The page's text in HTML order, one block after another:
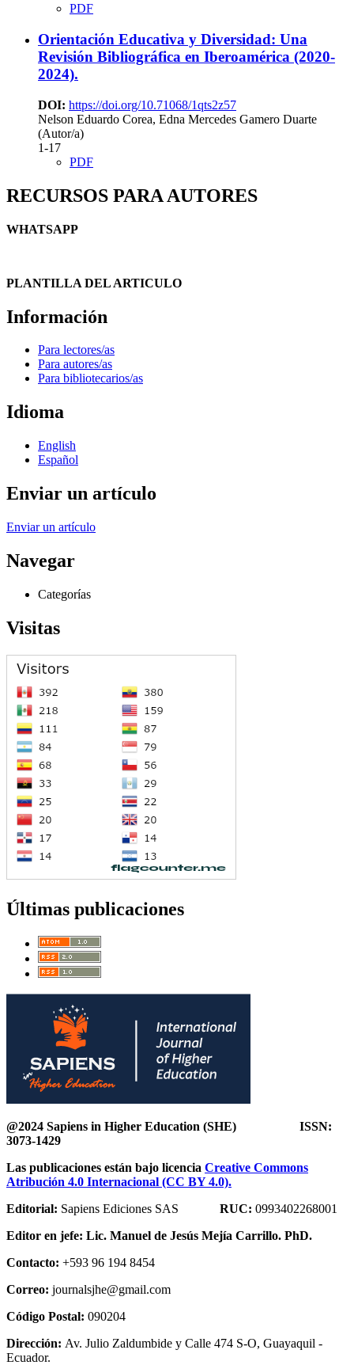
PDF
Orientación Educativa y Diversidad: Una
Revisión Bibliográfica en Iberoamérica (2020-
2024).
DOI: https://doi.org/10.71068/1qts2z57
Nelson Eduardo Corea, Edna Mercedes Gamero Duarte
(Autor/a)
1-17
PDF
RECURSOS PARA AUTORES
WHATSAPP
PLANTILLA DEL ARTICULO
Información
Para lectores/as
Para autores/as
Para bibliotecarios/as
Idioma
English
Español
Enviar un artículo
Enviar un artículo
Navegar
Categorías
Visitas
Últimas publicaciones
@2024 Sapiens in Higher Education (SHE) ISSN:
3073-1429
Las publicaciones están bajo licencia Creative Commons
Atribución 4.0 Internacional (CC BY 4.0).
Editorial: Sapiens Ediciones SAS RUC: 0993402268001
Editor en jefe: Lic. Manuel de Jesús Mejía Carrillo. PhD.
Contacto: +593 96 194 8454
Correo: journalsjhe@gmail.com
Código Postal: 090204
Dirección: Av. Julio Zaldumbide y Calle 474 S-O, Guayaquil -
Ecuador.